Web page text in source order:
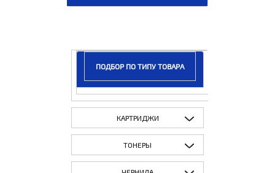
ПОДБОР ПО ТИПУ ТОВАРА
КАРТРИДЖИ
ТОНЕРЫ